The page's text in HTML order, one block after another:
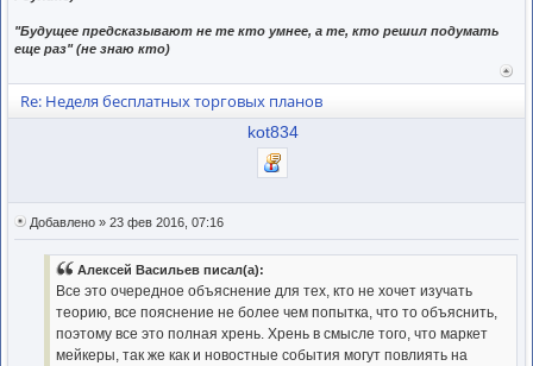
"Будущее предсказывают не те кто умнее, а те, кто решил подумать
еще раз" (не знаю кто)
к
Re: Неделя бесплатных торговых планов
kot834
Добавлено » 23 фев 2016, 07:16
Алексей Васильев писал(а):
Все это очередное объяснение для тех, кто не хочет изучать
теорию, все пояснение не более чем попытка, что то объяснить,
поэтому все это полная хрень. Хрень в смысле того, что маркет
мейкеры, так же как и новостные события могут повлиять на